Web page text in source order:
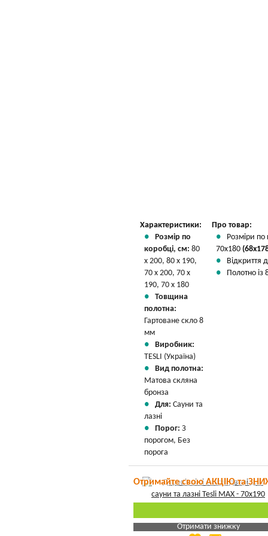
Характеристики:
Розмір по
коробці, см: 80
х 200, 80 х 190,
70 х 200, 70 х
190, 70 х 180
Товщина
полотна:
Гартоване скло 8
мм
Виробник:
TESLI (Україна)
Вид полотна:
Матова скляна
бронза
Для: Сауни та
лазні
Порог: З
порогом, Без
порога
Про товар:
Розміри по
70х180
Відкриття
Полотно із
Отримайте свою АКЦІЮ та
Отримати знижку